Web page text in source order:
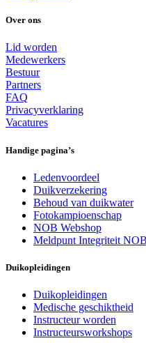
Over ons
Lid worden
Medewerkers
Bestuur
Partners
FAQ
Privacyverklaring
Vacatures
Handige pagina’s
Ledenvoordeel
Duikverzekering
Behoud van duikwater
Fotokampioenschap
NOB Webshop
Meldpunt Integriteit NOB
Duikopleidingen
Duikopleidingen
Medische geschiktheid
Instructeur worden
Instructeursworkshops